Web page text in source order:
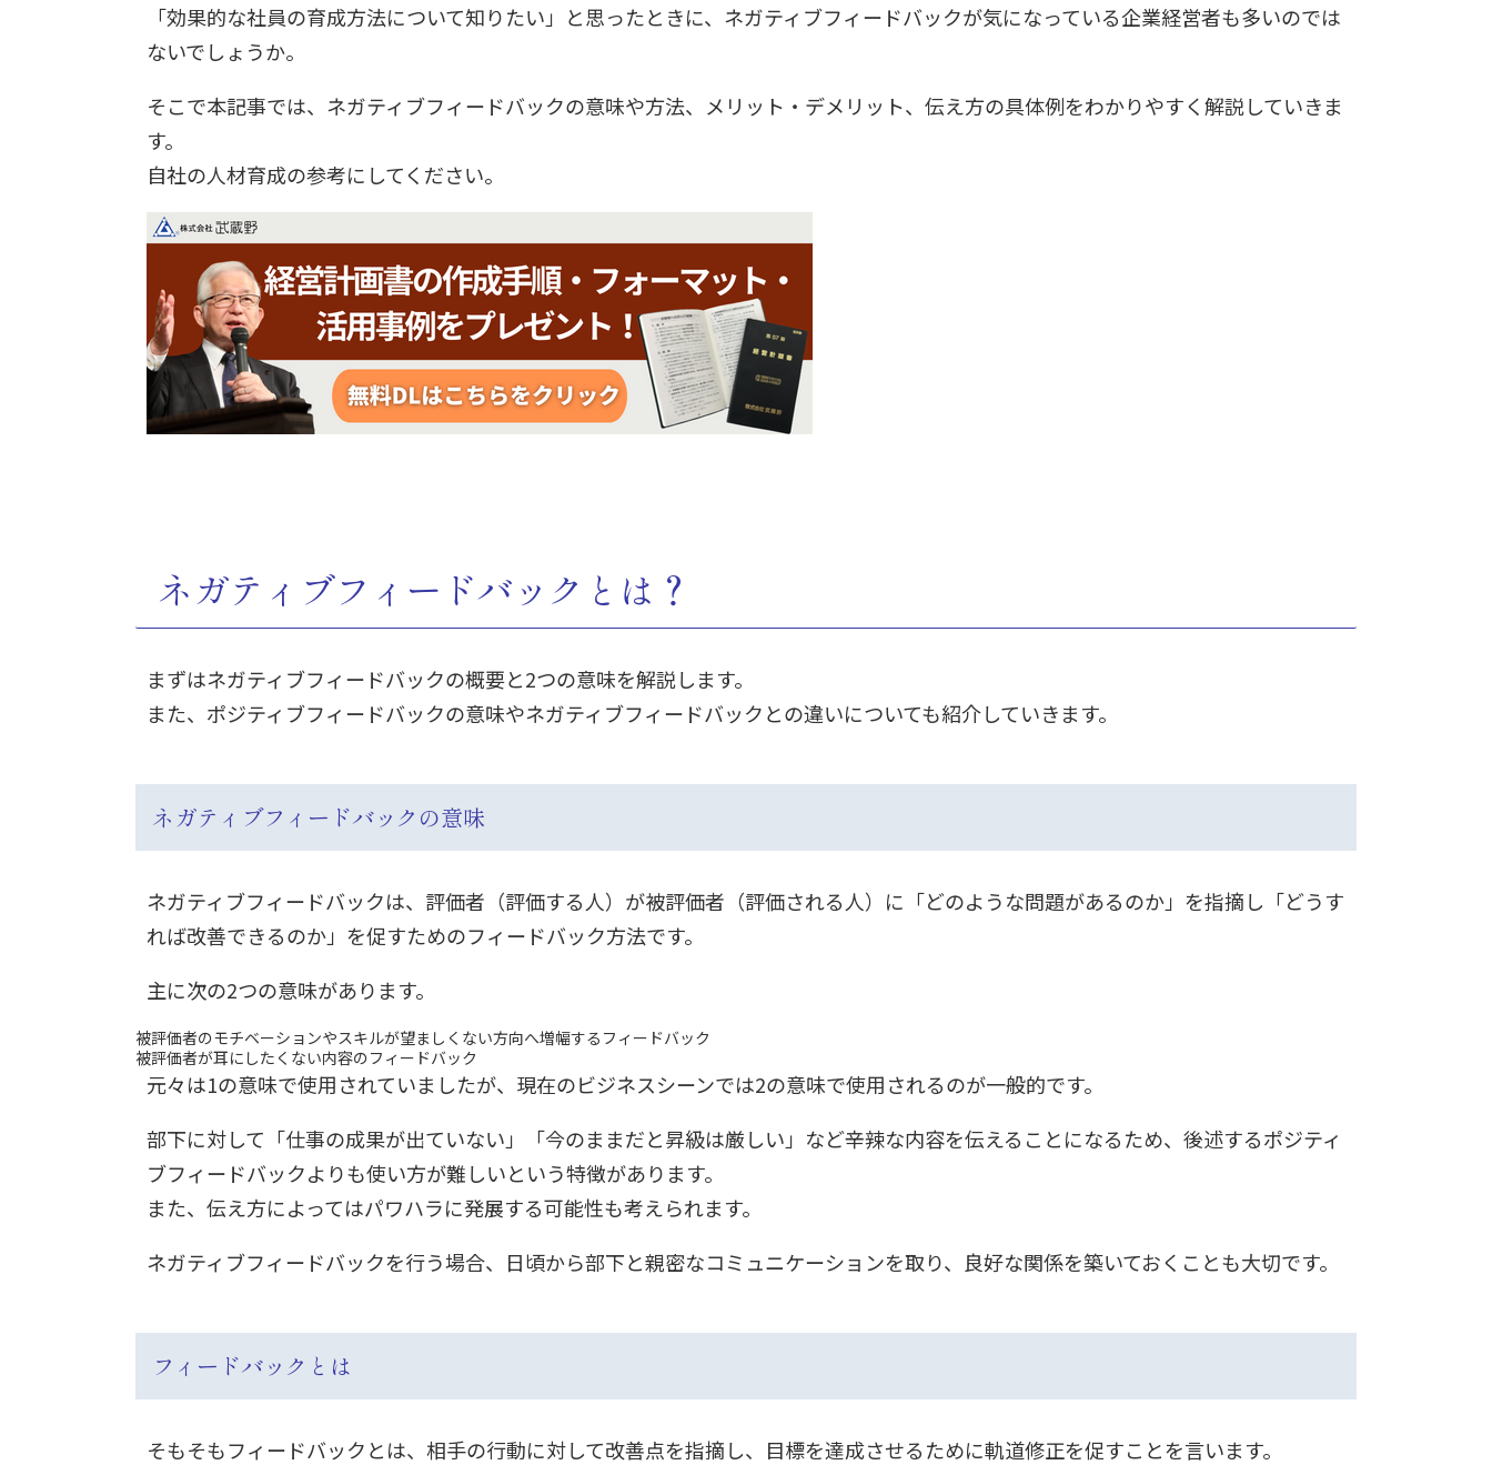
「効果的な社員の育成方法について知りたい」と思ったときに、ネガティブフィードバックが気になっている企業経営者も多いのでは
ないでしょうか。
そこで本記事では、ネガティブフィードバックの意味や方法、メリット・デメリット、伝え方の具体例をわかりやすく解説していきま
す。
自社の人材育成の参考にしてください。
ネガティブフィードバックとは？
まずはネガティブフィードバックの概要と2つの意味を解説します。
また、ポジティブフィードバックの意味やネガティブフィードバックとの違いについても紹介していきます。
ネガティブフィードバックの意味
ネガティブフィードバックは、評価者（評価する人）が被評価者（評価される人）に「どのような問題があるのか」を指摘し「どうす
れば改善できるのか」を促すためのフィードバック方法です。
主に次の2つの意味があります。
被評価者のモチベーションやスキルが望ましくない方向へ増幅するフィードバック
被評価者が耳にしたくない内容のフィードバック
元々は1の意味で使用されていましたが、現在のビジネスシーンでは2の意味で使用されるのが一般的です。
部下に対して「仕事の成果が出ていない」「今のままだと昇級は厳しい」など辛辣な内容を伝えることになるため、後述するポジティ
ブフィードバックよりも使い方が難しいという特徴があります。
また、伝え方によってはパワハラに発展する可能性も考えられます。
ネガティブフィードバックを行う場合、日頃から部下と親密なコミュニケーションを取り、良好な関係を築いておくことも大切です。
フィードバック とは
そもそもフィードバックとは、相手の行動に対して改善点を指摘し、目標を達成させるために軌道修正を促すことを言います。